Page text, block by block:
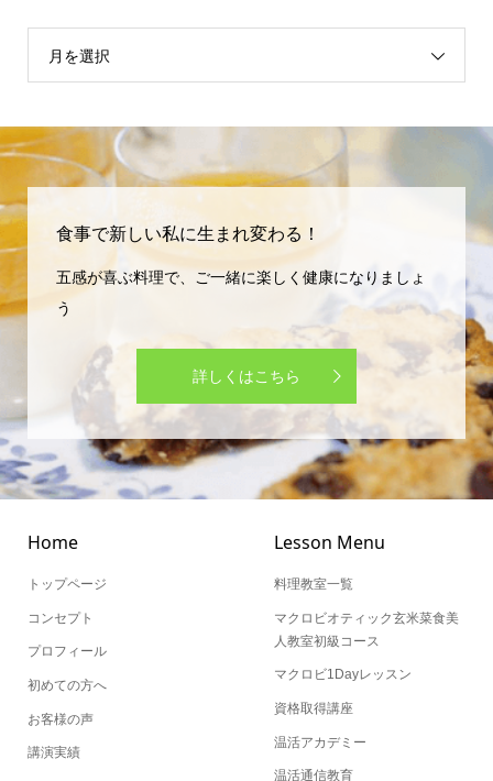
月を選択
食事で新しい私に生まれ変わる！
五感が喜ぶ料理で、ご一緒に楽しく健康になりましょ
う
詳しくはこちら
Home
トップページ
コンセプト
プロフィール
初めての方へ
お客様の声
講演実績
Lesson Menu
料理教室一覧
マクロビオティック玄米菜食美
人教室初級コース
マクロビ1Dayレッスン
資格取得講座
温活アカデミー
温活通信教育